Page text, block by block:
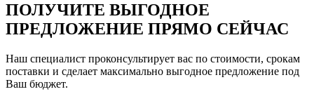
ПОЛУЧИТЕ ВЫГОДНОЕ
ПРЕДЛОЖЕНИЕ ПРЯМО СЕЙЧАС
Наш специалист проконсультирует вас по стоимости, срокам
поставки и сделает максимально выгодное предложение под
Ваш бюджет.